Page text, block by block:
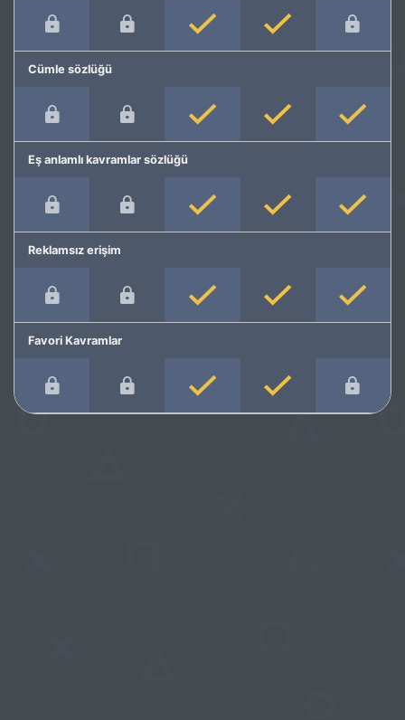
Cümle sözlüğü
Eş anlamlı kavramlar sözlüğü
Reklamsız erişim
Favori Kavramlar